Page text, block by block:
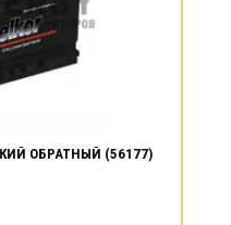
ОБРАТНЫЙ (56177)